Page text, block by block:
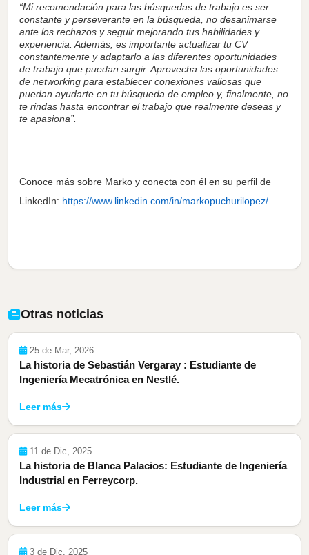
“Mi recomendación para las búsquedas de trabajo es ser
constante y perseverante en la búsqueda, no desanimarse
ante los rechazos y seguir mejorando tus habilidades y
experiencia. Además, es importante actualizar tu CV
constantemente y adaptarlo a las diferentes oportunidades
de trabajo que puedan surgir. Aprovecha las oportunidades
de networking para establecer conexiones valiosas que
puedan ayudarte en tu búsqueda de empleo y, finalmente, no
te rindas hasta encontrar el trabajo que realmente deseas y
te apasiona”.
Conoce más sobre Marko y conecta con él en su perfil de
LinkedIn: https://www.linkedin.com/in/markopuchurilopez/
Otras noticias
25 de Mar, 2026
La historia de Sebastián Vergaray : Estudiante de
Ingeniería Mecatrónica en Nestlé.
Leer más
11 de Dic, 2025
La historia de Blanca Palacios: Estudiante de Ingeniería
Industrial en Ferreycorp.
Leer más
3 de Dic, 2025